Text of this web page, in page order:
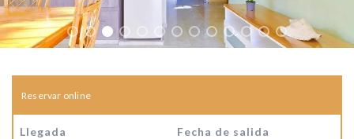
Reservar online
Llegada Fecha de salida